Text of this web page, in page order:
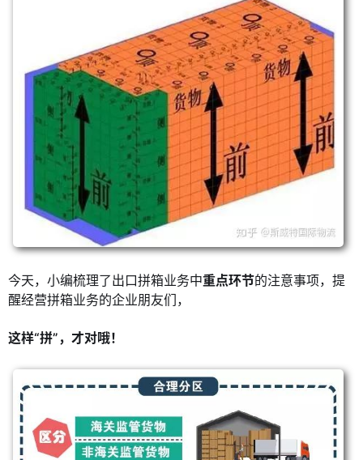
今天，小编梳理了出口拼箱业务中重点环节的注意事项，提
醒经营拼箱业务的企业朋友们，
这样“拼”，才对哦！